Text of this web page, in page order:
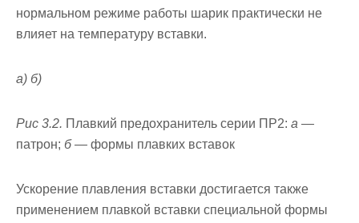
нормальном режиме работы шарик практи­чески не
влияет на температуру вставки.
а) б)
Рис 3.2. Плавкий предохранитель серии ПР2: а —
патрон; б — формы плавких вставок
Ускорение плавления вставки достигается также
применением плавкой вставки специальной формы